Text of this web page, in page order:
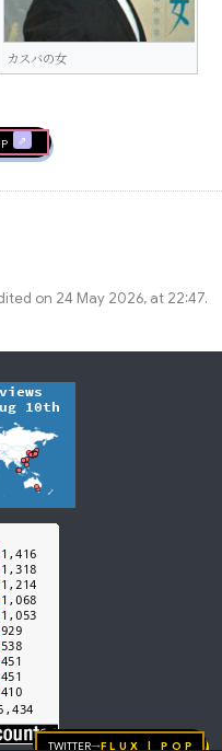
カスバの女
on 24 May 2026, at 22:47.
Twitter→FLUX | pop